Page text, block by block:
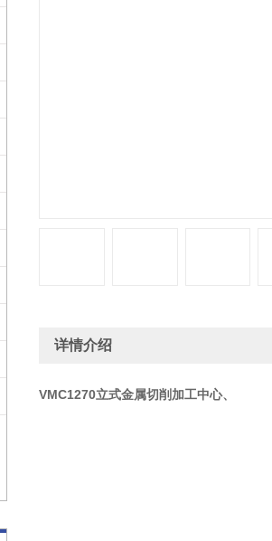
详情介绍
VMC1270立式金属切削加工中心、